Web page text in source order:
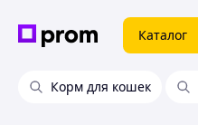
Каталог
Корм для кошек